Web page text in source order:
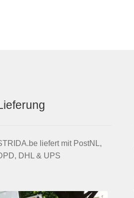
liefert mit PostNL,
DHL & UPS